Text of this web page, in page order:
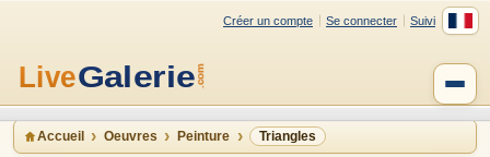
Créer un compte Se connecter Suivi
Accueil Oeuvres Peinture Triangles